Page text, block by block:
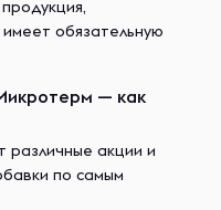
обязательную
— как
различные акции и
по самым